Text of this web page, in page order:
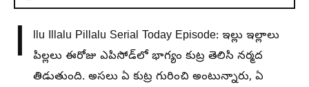
I
llu Illalu Pillalu Serial Today Episode: ఇల్లు ఇల్లాలు
పిల్లలు ఈరోజు ఎపిసోడ్‌లో భాగ్యం కుట్ర తెలిసి నర్మద
తిడుతుంది. అసలు ఏ కుట్ర గురించి అంటున్నారు, ఏ